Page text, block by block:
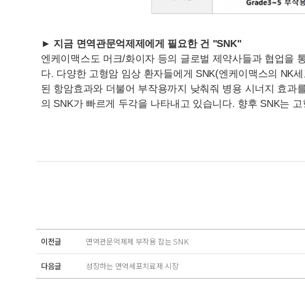
► 지금 면역관문억제제에게 필요한 건 "SNK"
엔케이맥스도 머크/화이자 등의 글로벌 제약사들과 협업을
다. 다양한 고형암 임상 환자들에게 SNK(엔케이맥스의 NK
된 항암효과와 더불어 부작용까지 낮춰줘 병용 시너지 효
이전글 면역관문억제제 부작용 잡는 SNK
다음글 성장하는 면역세포치료제 시장